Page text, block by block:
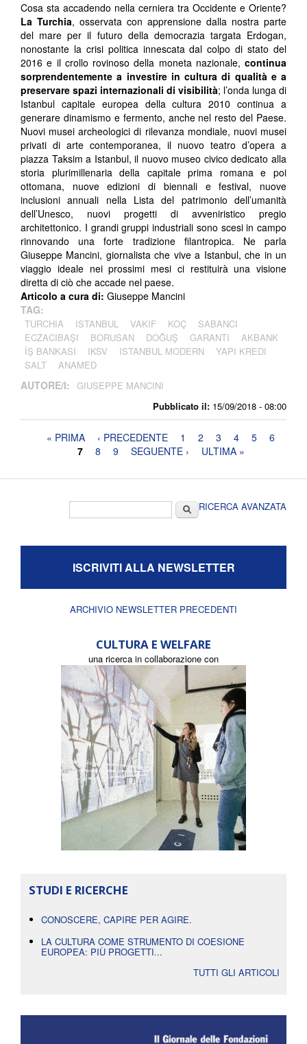
Pubblicato il: 15/09/2018 - 08:00
Cosa sta accadendo nella cerniera tra Occidente e Oriente?
La Turchia, osservata con apprensione dalla nostra parte
del mare per il futuro della democrazia targata Erdogan,
nonostante la crisi politica innescata dal colpo di stato del
2016 e il crollo rovinoso della moneta nazionale, continua
sorprendentemente a investire in cultura di qualità e a
preservare spazi internazionali di visibilità; l’onda lunga di
Istanbul capitale europea della cultura 2010 continua a
generare dinamismo e fermento, anche nel resto del Paese.
Nuovi musei archeologici di rilevanza mondiale, nuovi musei
privati di arte contemporanea, il nuovo teatro d’opera a
piazza Taksim a Istanbul, il nuovo museo civico dedicato alla
storia plurimillenaria della capitale prima romana e poi
ottomana, nuove edizioni di biennali e festival, nuove
inclusioni annuali nella Lista del patrimonio dell’umanità
dell’Unesco, nuovi progetti di avveniristico pregio
architettonico. I grandi gruppi industriali sono scesi in campo
rinnovando una forte tradizione filantropica. Ne parla
Giuseppe Mancini, giornalista che vive a Istanbul, che in un
viaggio ideale nei prossimi mesi ci restituirà una visione
diretta di ciò che accade nel paese.
Articolo a cura di: Giuseppe Mancini
TAG:
TURCHIA ISTANBUL VAKIF KOÇ
SABANCI
ECZACIBAŞI
BORUSAN DOĞUŞ GARANTI
AKBANK
İŞ BANKASI
IKSV ISTANBUL MODERN
YAPI KREDI
SALT
ANAMED
AUTORE/I: GIUSEPPE MANCINI
Pagine« PRIMA ‹ PRECEDENTE 1 2 3 4 5
6
7
8 9 SEGUENTE › ULTIMA »
CercaRICERCA AVANZATA
ISCRIVITI ALLA NEWSLETTER
ARCHIVIO NEWSLETTER PRECEDENTI
CULTURA E WELFARE
una ricerca in collaborazione con
STUDI E RICERCHE
CONOSCERE, CAPIRE PER AGIRE.
LA CULTURA COME STRUMENTO DI COESIONE
EUROPEA: PIÙ PROGETTI...
TUTTI GLI ARTICOLI